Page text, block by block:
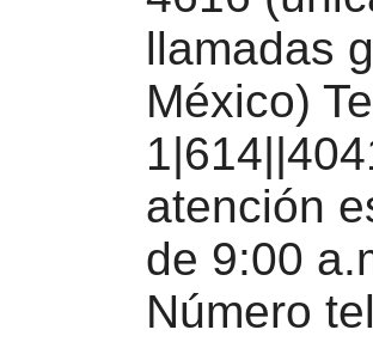
llamadas
México)
atención
de 9:00
Número